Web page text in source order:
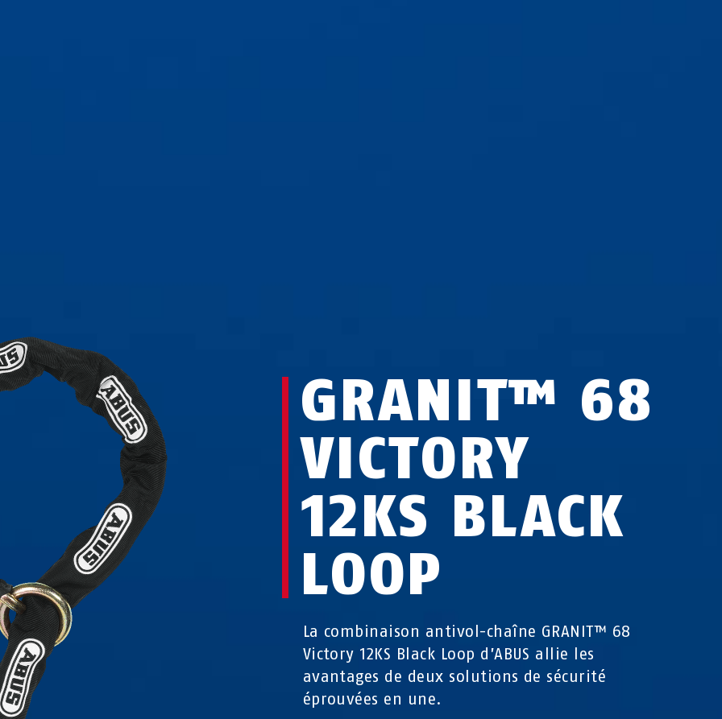
GRANIT™ 68
VICTORY
12KS BLACK
LOOP
La combinaison antivol-chaîne GRANIT™ 68
Victory 12KS Black Loop d’ABUS allie les
avantages de deux solutions de sécurité
éprouvées en une.